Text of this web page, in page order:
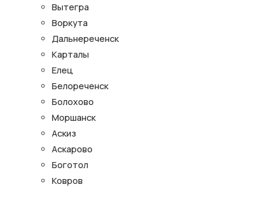
Вытегра
Воркута
Дальнереченск
Карталы
Елец
Белореченск
Болохово
Моршанск
Аскиз
Аскарово
Боготол
Ковров